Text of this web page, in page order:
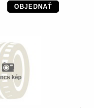
OBJEDNAŤ